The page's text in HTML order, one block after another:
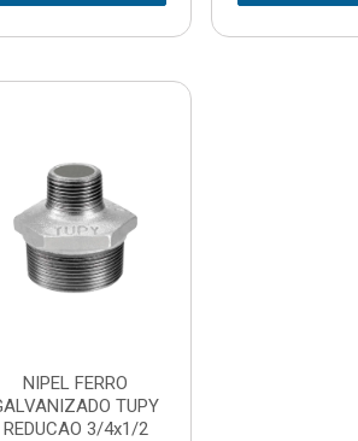
NIPEL FERRO
TUPY
REDUCAO 3/4x1/2